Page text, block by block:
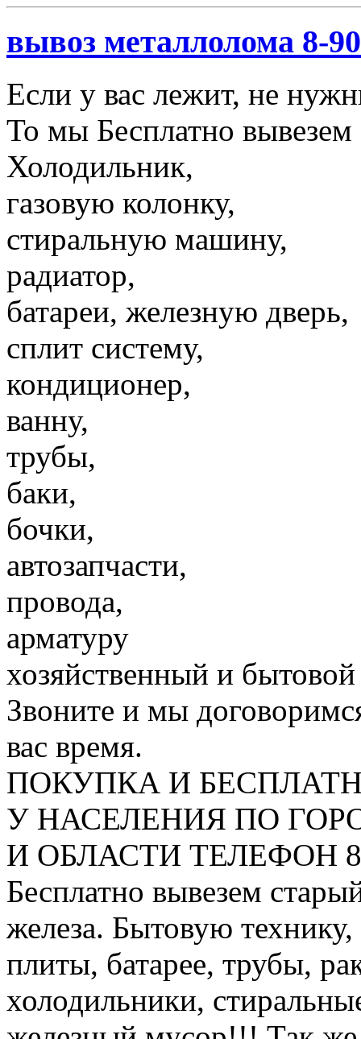
вывоз металлолома 8-
Если у вас лежит, не
То мы Бесплатно
Холодильник,
газовую колонку,
стиральную машину,
радиатор,
батареи, железную дверь,
сплит систему,
кондиционер,
ванну,
трубы,
баки,
бочки,
автозапчасти,
провода,
арматуру
хозяйственный и
Звоните и мы
вас время.
ПОКУПКА И
У НАСЕЛЕНИЯ ПО
И ОБЛАСТИ ТЕЛЕФОН 8
Бесплатно вывезем
железа. Бытовую
плиты, батарее, трубы,
холодильники,